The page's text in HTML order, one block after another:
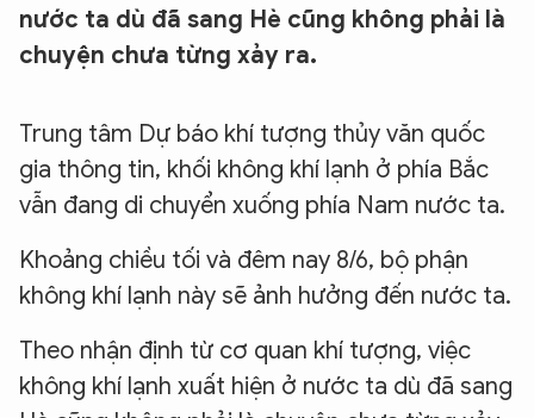
nước ta dù đã sang Hè cũng không phải là
chuyện chưa từng xảy ra.
Trung tâm Dự báo khí tượng thủy văn quốc
gia thông tin, khối không khí lạnh ở phía Bắc
vẫn đang di chuyển xuống phía Nam nước ta.
Khoảng chiều tối và đêm nay 8/6, bộ phận
không khí lạnh này sẽ ảnh hưởng đến nước ta.
Theo nhận định từ cơ quan khí tượng, việc
không khí lạnh xuất hiện ở nước ta dù đã sang